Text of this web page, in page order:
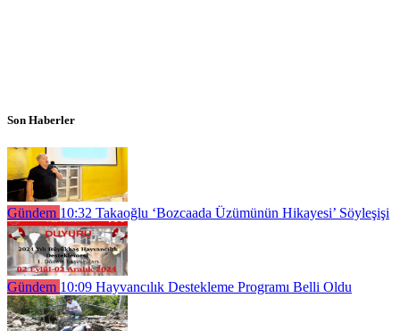
Son Haberler
Gündem 10:32 Takaoğlu ‘Bozcaada Üzümünün Hikayesi’ Söyleşişi
Gündem 10:09 Hayvancılık Destekleme Programı Belli Oldu